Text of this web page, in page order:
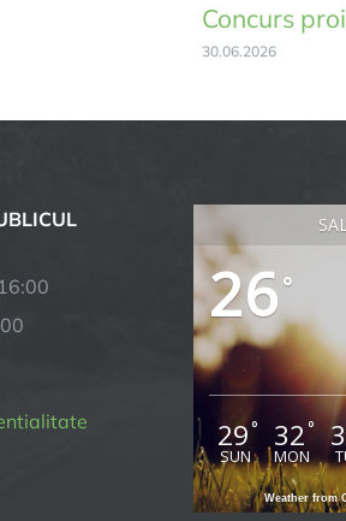
Concurs
30.06.2026
26°
29°
SUN
32°
MON
Weather from